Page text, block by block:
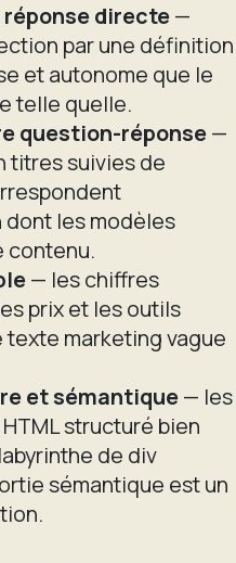
réponse directe—
par une définition
et autonome que le
telle quelle.
question-réponse—
titres suivies de
les modèles
contenu.
— les chiffres
prix et les outils
texte marketing vague
et sémantique— les
structuré bien
de div
sémantique est un